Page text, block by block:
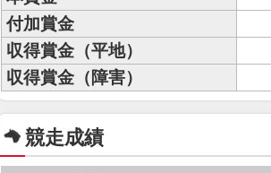
付加賞金
収得賞金（平地）
収得賞金（障害）
競走成績